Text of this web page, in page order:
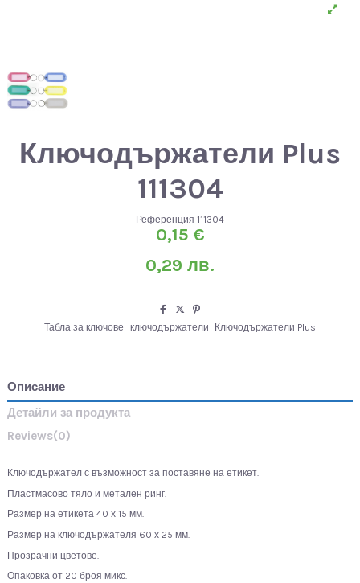
Ключодържатели Plus
111304
Референция 111304
0,15 €
0,29 лв.
Табла за ключове ключодържатели Ключодържатели Plus
Описание
Детайли за продукта
Reviews(0)
Ключодържател с възможност за поставяне на етикет.
Пластмасово тяло и метален ринг.
Размер на етикета 40 х 15 мм.
Размер на ключодържателя 60 х 25 мм.
Прозрачни цветове.
Опаковка от 20 броя микс.